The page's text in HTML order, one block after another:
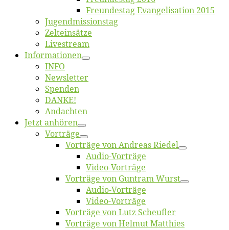
Freun­des­tag Evan­ge­li­sa­ti­on 2015
Jugend­mis­sions­tag
Zelt­ein­sät­ze
Live­stream
Informatio­nen
INFO
News­let­ter
Spen­den
DANKE!
An­dach­ten
Jetzt an­hö­ren
Vor­trä­ge
Vor­trä­ge von An­dre­as Riedel
Au­dio-Vor­trä­ge
Vi­deo-Vor­trä­ge
Vor­trä­ge von Gun­tram Wurst
Au­dio-Vor­trä­ge
Vi­deo-Vor­trä­ge
Vor­trä­ge von Lutz Scheufler
Vor­trä­ge von Hel­mut Matthies